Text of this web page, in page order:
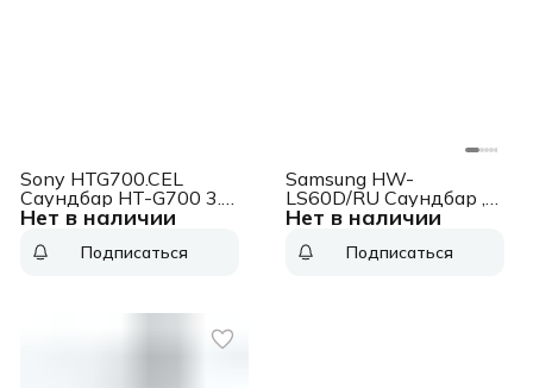
Нет в наличии
Sony HTG700.CEL
Саундбар HT-G700 3.1
300Вт+100Вт черный
Подписаться
Нет в наличии
Samsung HW-
LS60D/RU Саундбар ,
3.1, 430Вт, черный
Подписаться